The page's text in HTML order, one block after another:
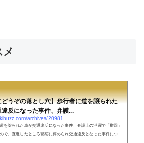
どうぞの落とし穴】歩行者に道を譲られた
反になった事件、弁護...
archives/20981
を譲られた車が交通違反になった事件、弁護士の活躍で「撤回」
で、直進したところ警察に停められ交通違反となった事件につい